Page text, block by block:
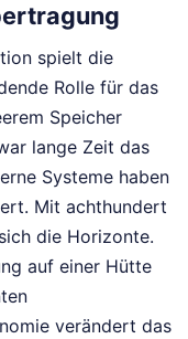
spielt die
Rolle für das
Speicher
lange Zeit das
Systeme haben
Mit achthundert
die Horizonte.
auf einer Hütte
verändert das